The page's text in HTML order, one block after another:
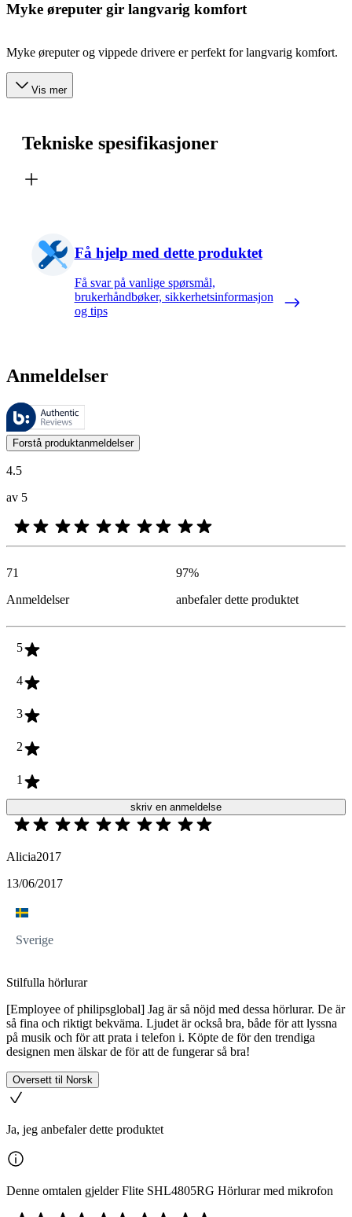
Myke øreputer gir langvarig komfort
Myke øreputer og vippede drivere er perfekt for langvarig komfort.
Vis mer
Tekniske spesifikasjoner
Få hjelp med dette produktet
Få svar på vanlige spørsmål,
brukerhåndbøker, sikkerhetsinformasjon
og tips
Anmeldelser
Disse anmeldelsene forvaltes av Bazaarvoice og overholder
Kundenes meninger i form av produkt- og stjernevurdering er
Forstå produktanmeldelser
4.5
av 5
71
Anmeldelser
97%
anbefaler dette produktet
5
4
3
2
1
skriv en anmeldelse
Alicia2017
13/06/2017
Sverige
Stilfulla hörlurar
[Employee of philipsglobal] Jag är så nöjd med dessa hörlurar. De är
så fina och riktigt bekväma. Ljudet är också bra, både för att lyssna
på musik och för att prata i telefon i. Köpte de för den trendiga
designen men älskar de för att de fungerar så bra!
Oversett til Norsk
Ja, jeg anbefaler dette produktet
Denne omtalen gjelder Flite SHL4805RG Hörlurar med mikrofon